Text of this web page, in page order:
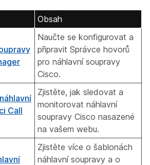
Obsah
Naučte se konfigurovat a
připravit Správce hovorů
pro náhlavní soupravy
Cisco.
Call
Zjistěte, jak sledovat a
monitorovat náhlavní
soupravy Cisco nasazené
na vašem webu.
Zjistěte více o šablonách
náhlavní soupravy a o